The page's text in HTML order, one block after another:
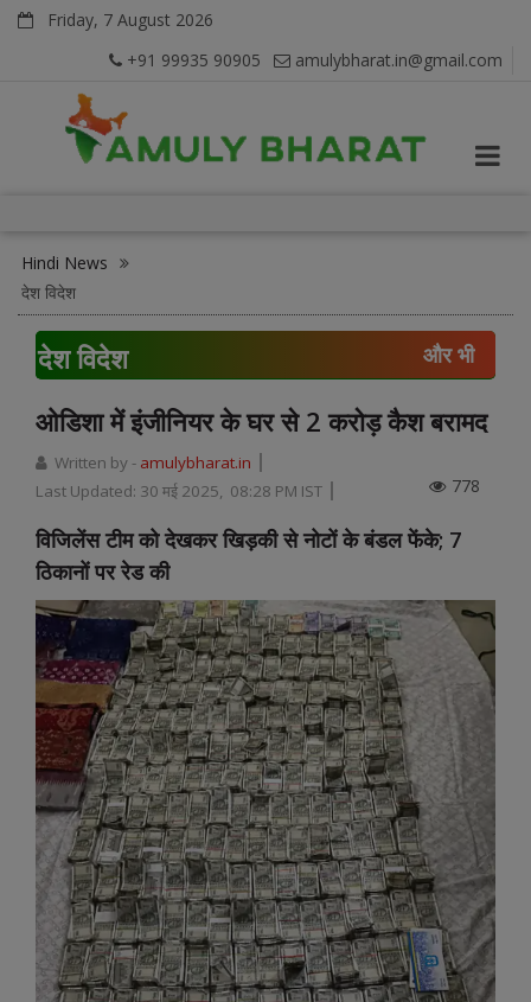
Friday, 7 August 2026
+91 99935 90905
amulybharat.in@gmail.com
Hindi News
देश विदेश
देश विदेश और भी
ओडिशा में इंजीनियर के घर से 2 करोड़ कैश बरामद
Written by - amulybharat.in
Last Updated: 30 मई 2025, 08:28 PM IST 778
विजिलेंस टीम को देखकर खिड़की से नोटों के बंडल फेंके; 7
ठिकानों पर रेड की